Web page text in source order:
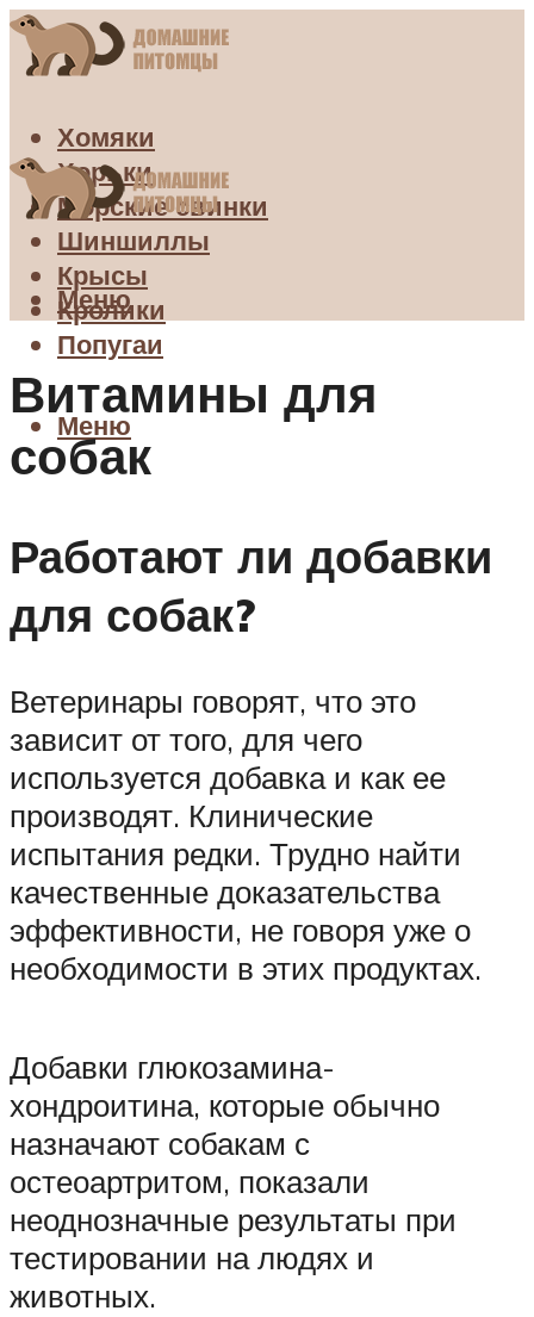
Хомяки
Хорьки
Морские свинки
Шиншиллы
Крысы
Кролики
Попугаи
Меню
Меню
Витамины для
собак
Работают ли добавки
для собак?
Ветеринары говорят, что это
зависит от того, для чего
используется добавка и как ее
производят. Клинические
испытания редки. Трудно найти
качественные доказательства
эффективности, не говоря уже о
необходимости в этих продуктах.
Добавки глюкозамина-
хондроитина, которые обычно
назначают собакам с
остеоартритом, показали
неоднозначные результаты при
тестировании на людях и
животных.